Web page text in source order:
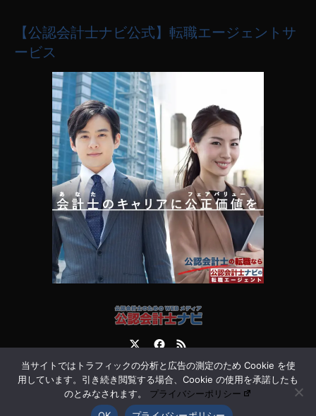
【公認会計士ナビ公式】転職エージェントサ
ービス
運営会社 お問合せ
当サイトではトラフィックの分析と広告の測定のため Cookie を使
用しています。引き続き閲覧する場合、Cookie の使用を承諾したも
のとみなされます。 プライバシーポリシー